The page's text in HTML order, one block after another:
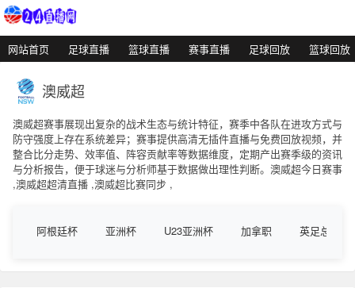
网站首页 足球直播 篮球直播 赛事直播 足球回放 篮球回放
澳威超
澳威超赛事展现出复杂的战术生态与统计特征，赛季中各队在进攻方式与
防守强度上存在系统差异；赛事提供高清无插件直播与免费回放视频，并
整合比分走势、效率值、阵容贡献率等数据维度，定期产出赛季级的资讯
与分析报告，便于球迷与分析师基于数据做出理性判断。澳威超今日赛事
,澳威超超清直播 ,澳威超比赛同步 ,
阿根廷杯 亚洲杯 U23亚洲杯 加拿职 英足总杯